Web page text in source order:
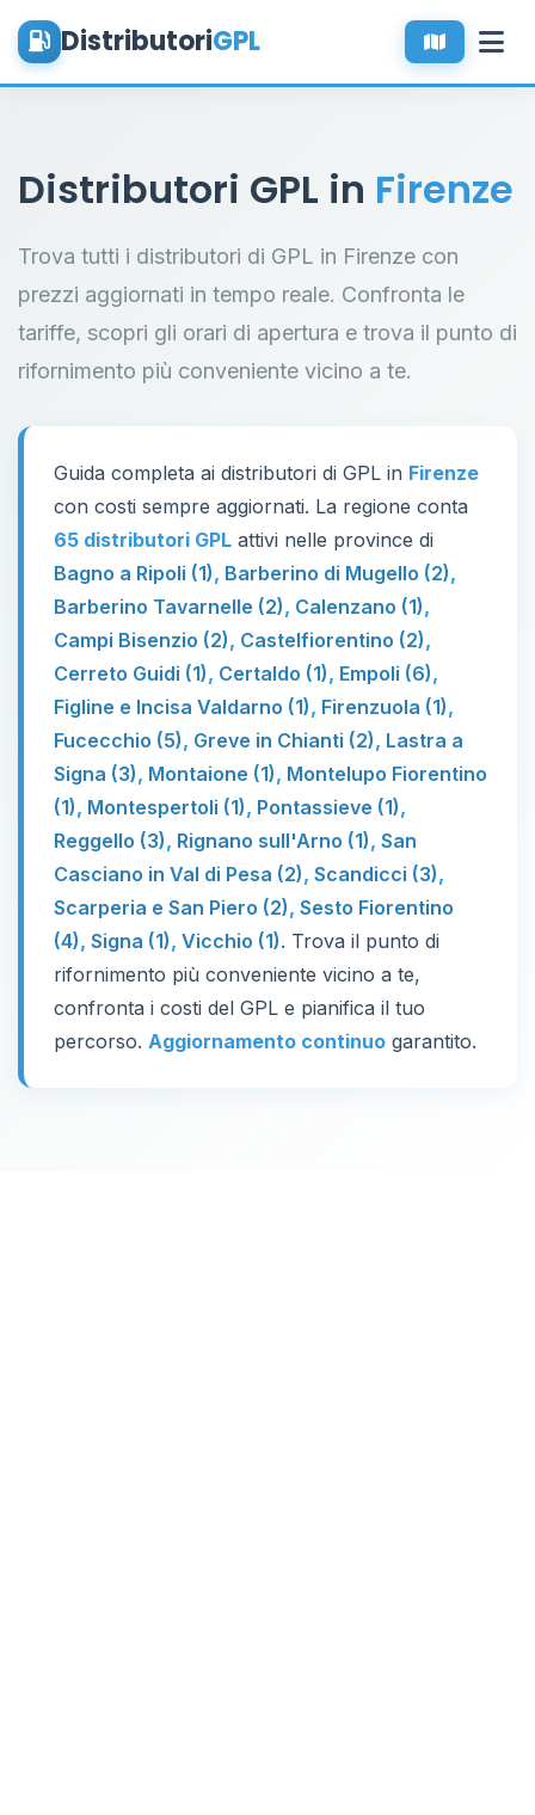
DistributoriGPL
Distributori GPL in Firenze
Trova tutti i distributori di GPL in Firenze con
prezzi aggiornati in tempo reale. Confronta le
tariffe, scopri gli orari di apertura e trova il punto di
rifornimento più conveniente vicino a te.
Guida completa ai distributori di GPL in Firenze
con costi sempre aggiornati. La regione conta
65 distributori GPL attivi nelle province di
Bagno a Ripoli (1), Barberino di Mugello (2),
Barberino Tavarnelle (2), Calenzano (1),
Campi Bisenzio (2), Castelfiorentino (2),
Cerreto Guidi (1), Certaldo (1), Empoli (6),
Figline e Incisa Valdarno (1), Firenzuola (1),
Fucecchio (5), Greve in Chianti (2), Lastra a
Signa (3), Montaione (1), Montelupo Fiorentino
(1), Montespertoli (1), Pontassieve (1),
Reggello (3), Rignano sull'Arno (1), San
Casciano in Val di Pesa (2), Scandicci (3),
Scarperia e San Piero (2), Sesto Fiorentino
(4), Signa (1), Vicchio (1). Trova il punto di
rifornimento più conveniente vicino a te,
confronta i costi del GPL e pianifica il tuo
percorso. Aggiornamento continuo garantito.